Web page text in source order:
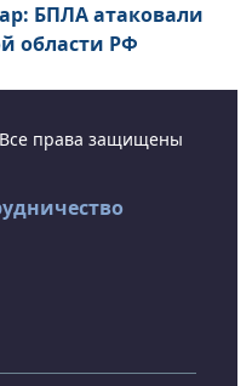
БПЛА атаковали
области РФ
права защищены